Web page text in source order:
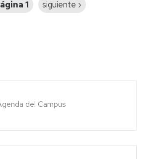
1
Siguiente
siguiente ›
del Campus